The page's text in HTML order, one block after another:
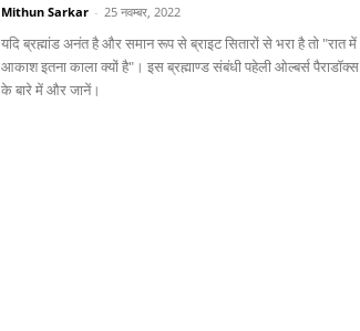
Mithun Sarkar - 25 नवम्बर, 2022
यदि ब्रह्मांड अनंत है और समान रूप से ब्राइट सितारों से भरा है तो "रात में
आकाश इतना काला क्यों है"। इस ब्रह्माण्ड संबंधी पहेली ओल्बर्स पैराडॉक्स
के बारे में और जानें।